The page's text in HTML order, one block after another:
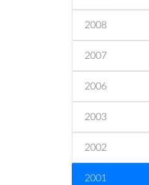
2008
2007
2006
2003
2002
2001